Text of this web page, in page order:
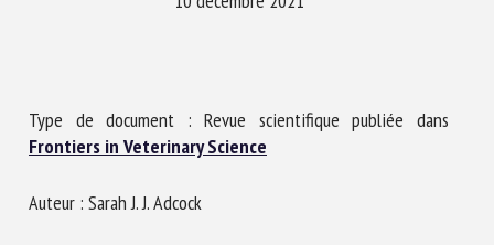
Type de document : Revue scientifique publiée dans
Frontiers in Veterinary Science
Auteur : Sarah J. J. Adcock
Nom *